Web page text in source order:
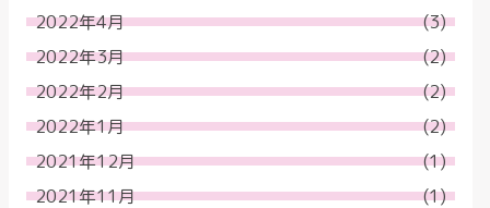
2022年4月
(3)
2022年3月
(2)
2022年2月
(2)
2022年1月
(2)
2021年12月
(1)
2021年11月
(1)